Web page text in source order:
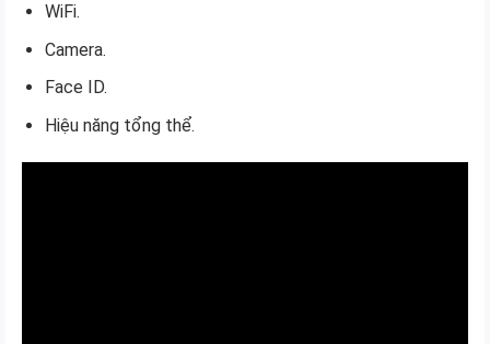
WiFi.
Camera.
Face ID.
Hiệu năng tổng thể.